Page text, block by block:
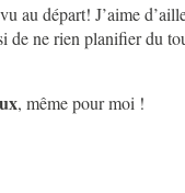
au départ! J’aime
de ne rien planifier du
, même pour moi !